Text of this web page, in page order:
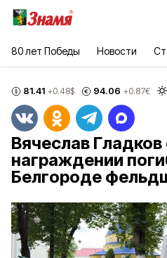
80 лет Победы Новости
81.41 +0.48$ 94.06 +0.87€
Вячеслав
награждении
Белгороде